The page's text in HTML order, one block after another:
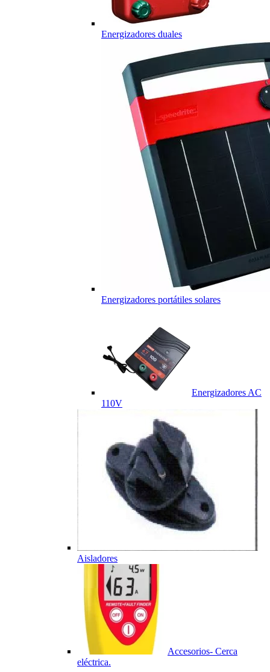
Energizadores duales
Energizadores portátiles solares
Energizadores AC
110V
Aisladores
Accesorios- Cerca
eléctrica.